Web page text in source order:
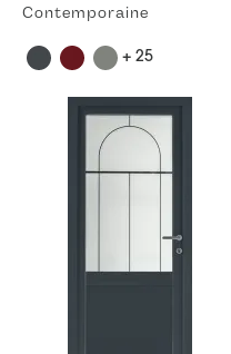
Contemporaine
+ 25